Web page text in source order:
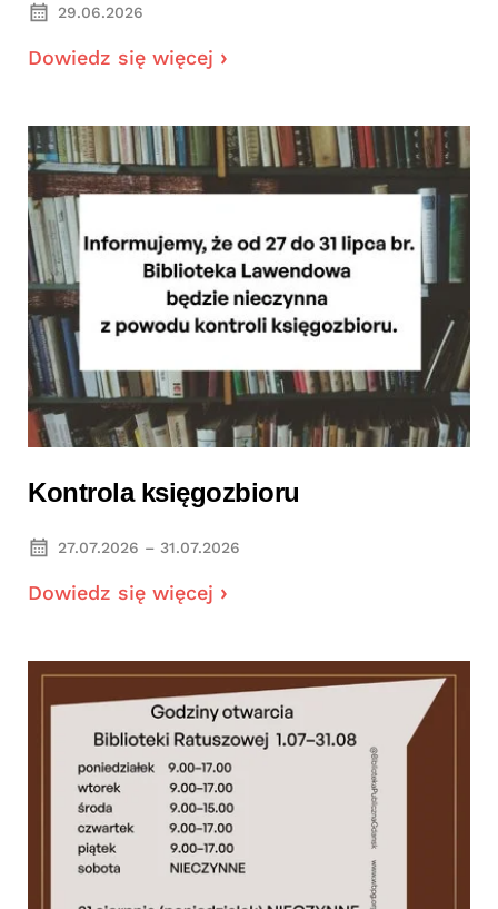
29.06.2026
Dowiedz się więcej
Kontrola księgozbioru
27.07.2026 – 31.07.2026
Dowiedz się więcej